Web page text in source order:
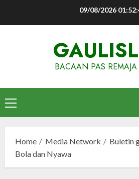
09/08/2026
BACAAN PAS
Primary
Menu
Home Media Network
Buletin
Bola dan Nyawa